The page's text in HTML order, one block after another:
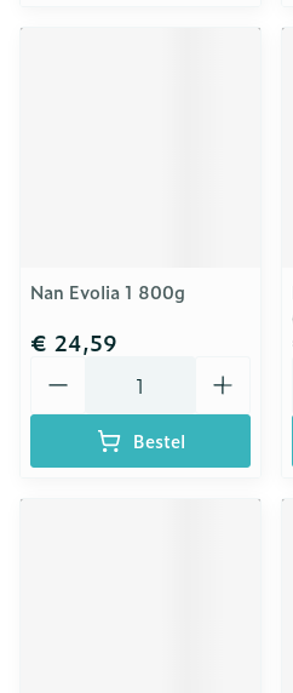
Nan Evolia 1 800g
€ 24,59
Bestel